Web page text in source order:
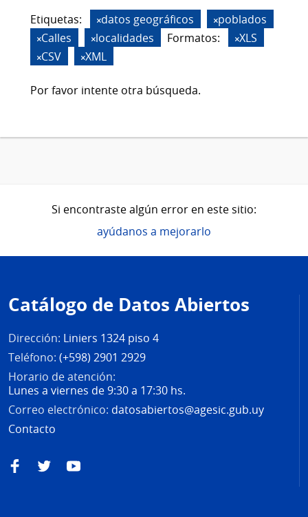
Etiquetas: datos geográficos
poblados
Calles
localidades Formatos:
XLS
CSV
XML
Por favor intente otra búsqueda.
Si encontraste algún error en este sitio:
ayúdanos a mejorarlo
de
página
Catálogo de Datos Abiertos
Dirección: Liniers 1324 piso 4
Teléfono: (+598) 2901 2929
Horario de atención:
Lunes a viernes de 9:30 a 17:30 hs.
Correo electrónico: datosabiertos@agesic.gub.uy
Contacto
FacebookTwitterYouTube